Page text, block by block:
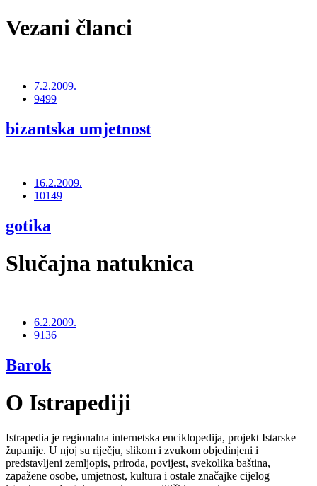
Vezani članci
7.2.2009.
9499
bizantska umjetnost
16.2.2009.
10149
gotika
Slučajna natuknica
6.2.2009.
9136
Barok
O Istrapediji
Istrapedia je regionalna internetska enciklopedija, projekt Istarske
županije. U njoj su riječju, slikom i zvukom objedinjeni i
predstavljeni zemljopis, priroda, povijest, svekolika baština,
zapažene osobe, umjetnost, kultura i ostale značajke cijelog